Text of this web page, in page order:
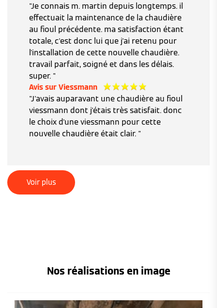
"Je connais m. martin depuis longtemps. il
effectuait la maintenance de la chaudière
au fioul précédente. ma satisfaction étant
totale, c'est donc lui que j'ai retenu pour
l'installation de cette nouvelle chaudière.
travail parfait, soigné et dans les délais.
super. "
Avis sur Viessmann
"J'avais auparavant une chaudière au fioul
viessmann dont j'étais très satisfait. donc
le choix d'une viessmann pour cette
nouvelle chaudière était clair. "
Voir plus
Nos réalisations en image